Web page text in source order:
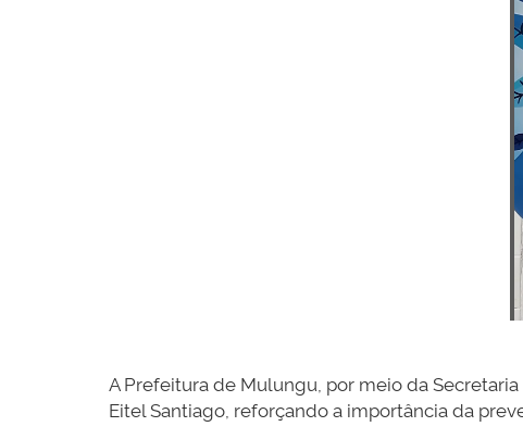
A Prefeitura de Mulungu, por meio da
Eitel Santiago, reforçando a importância da